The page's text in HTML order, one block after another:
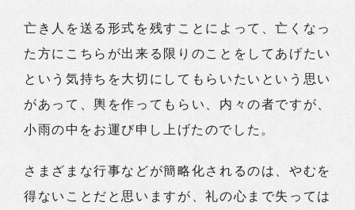
亡き人を送る形式を残すことによって、亡くなっ
た方にこちらが出来る限りのことをしてあげたい
という気持ちを大切にしてもらいたいという思い
があって、輿を作ってもらい、内々の者ですが、
小雨の中をお運び申し上げたのでした。
さまざまな行事などが簡略化されるのは、やむを
得ないことだと思いますが、礼の心まで失っては